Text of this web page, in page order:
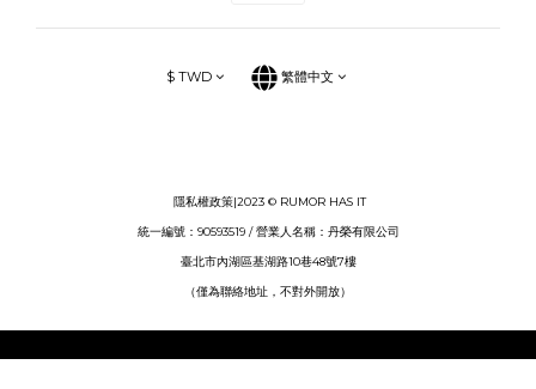
$ TWD 繁體中文
隱私權政策|2023 © RUMOR HAS IT
統一編號：90593519 / 營業人名稱：丹榮有限公司
臺北市內湖區基湖路10巷48號7樓
（僅為聯絡地址，不對外開放）